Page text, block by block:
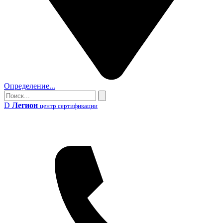
Определение...
Поиск
Поиск
D Легион центр сертификации